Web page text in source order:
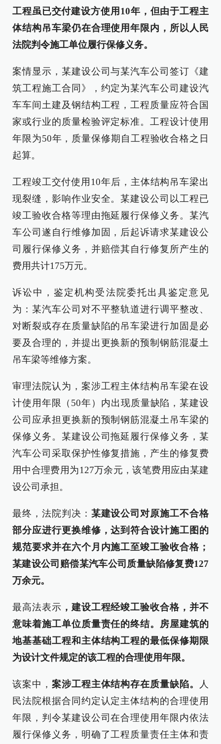
工程虽已交付建设方使用10年，但由于工程主
体结构吊车梁仍在合理使用年限内，所以人民
法院判令施工单位履行保修义务。
案情显示，某建设公司与某汽车公司签订《建
筑工程施工合同》，约定为某汽车公司建设汽
车车间土建及钢结构工程，工程质量应符合国
家或行业的质量检验评定标准。工程设计使用
年限为50年，质量保修期自工程验收合格之日
起算。
工程竣工交付使用10年后，主体结构吊车梁出
现裂缝，影响作业安全。某建设公司以工程已
竣工验收合格等理由拖延履行保修义务。某汽
车公司遂自行维修加固，后起诉请求某建设公
司履行保修义务，并赔偿其自行修复所产生的
费用共计175万元。
诉讼中，鉴定机构受法院委托出具鉴定意见
为：某汽车公司对不平整轨道进行调平整改、
对断裂或存在质量缺陷的吊车梁进行加固是必
要及合理的，并提出更换新的预制钢筋混凝土
吊车梁等维修方案。
审理法院认为，案涉工程主体结构吊车梁在设
计使用年限（50年）内出现质量缺陷，某建设
公司应承担更换新的预制钢筋混凝土吊车梁的
保修义务。某建设公司拖延履行保修义务，某
汽车公司采取保护性修复措施，产生的修复费
用中合理费用为127万余元，该笔费用应由某建
设公司承担。
最终，法院判决： 某建设公司对原施工不合格
部分应进行更换维修，达到符合设计施工图的
规范要求并在六个月内施工至竣工验收合格；
某建设公司赔偿某汽车公司质量缺陷修复费127
万余元。
最高法表示 ，建设工程经竣工验收合格，并不
意味着施工单位质量责任的终结。房屋建筑的
地基基础工程和主体结构工程的最低保修期限
为设计文件规定的该工程的合理使用年限。
该案中， 案涉工程主体结构存在质量缺陷。
人
民法院根据合同约定认定主体结构的合理使用
年限，判令某建设公司在合理使用年限内依法
履行保修义务，明确了工程质量责任主体和责